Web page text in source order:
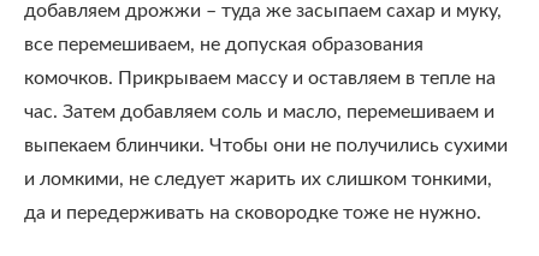
добавляем дрожжи – туда же засыпаем сахар и муку,
все перемешиваем, не допуская образования
комочков. Прикрываем массу и оставляем в тепле на
час. Затем добавляем соль и масло, перемешиваем и
выпекаем блинчики. Чтобы они не получились сухими
и ломкими, не следует жарить их слишком тонкими,
да и передерживать на сковородке тоже не нужно.